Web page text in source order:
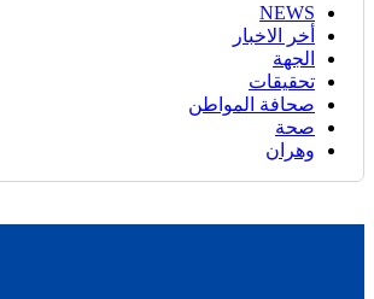
NEWS
أخر الاخبار
الجهة
تحقيقات
صحافة المواطن
صحة
وهران